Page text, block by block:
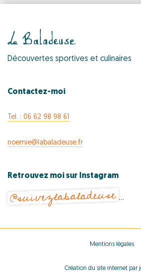
e
Découvertes sportives et culinaires
Contactez-moi
Tel. : 06 62 98 98 61
noemie@labaladeuse.fr
Retrouvez moi sur Instagram
@suivezlabaladeuse …
Mentions légales
Création du site internet par